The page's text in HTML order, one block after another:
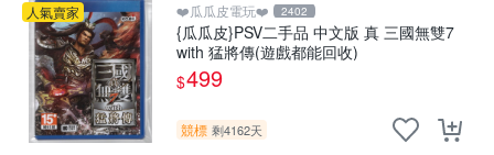
人氣賣家 ❤️瓜瓜皮電玩❤️ 2402
{瓜瓜皮}PSV二手品 中文版 真 三國無雙7
with 猛將傳(遊戲都能回收)
$499
競標 剩4162天